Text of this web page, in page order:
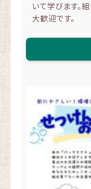
いて学びます。
大歓迎です。